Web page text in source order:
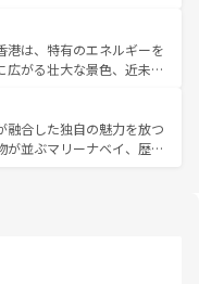
ナムコーヒーなどは、ぜ
を訪れてもあたたかい人々
きっと忘れられない旅にな
チェンマイなどの山岳地
プーケットやクラビの美し
むことができる。タイ料理
の季節にも異なる楽しみ
イの人々、仏教を中心とし
が、訪れる旅人を魅了し続
港は、特有のエネルギーを
広がる壮大な景色、近未来
。観光スポットが密集し
れるのも魅力。息をのむよ
、香港を存分に楽しみ尽く
融合した独自の魅力を放つ
が並ぶマリーナベイ、歴史
しめる外せないスポット